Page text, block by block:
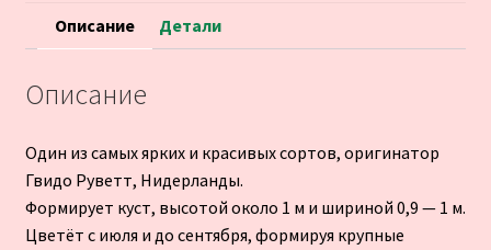
Описание Детали
Описание
Один из самых ярких и красивых сортов, оригинатор
Гвидо Руветт, Нидерланды.
Формирует куст, высотой около 1 м и шириной 0,9 — 1 м.
Цветёт с июля и до сентября, формируя крупные